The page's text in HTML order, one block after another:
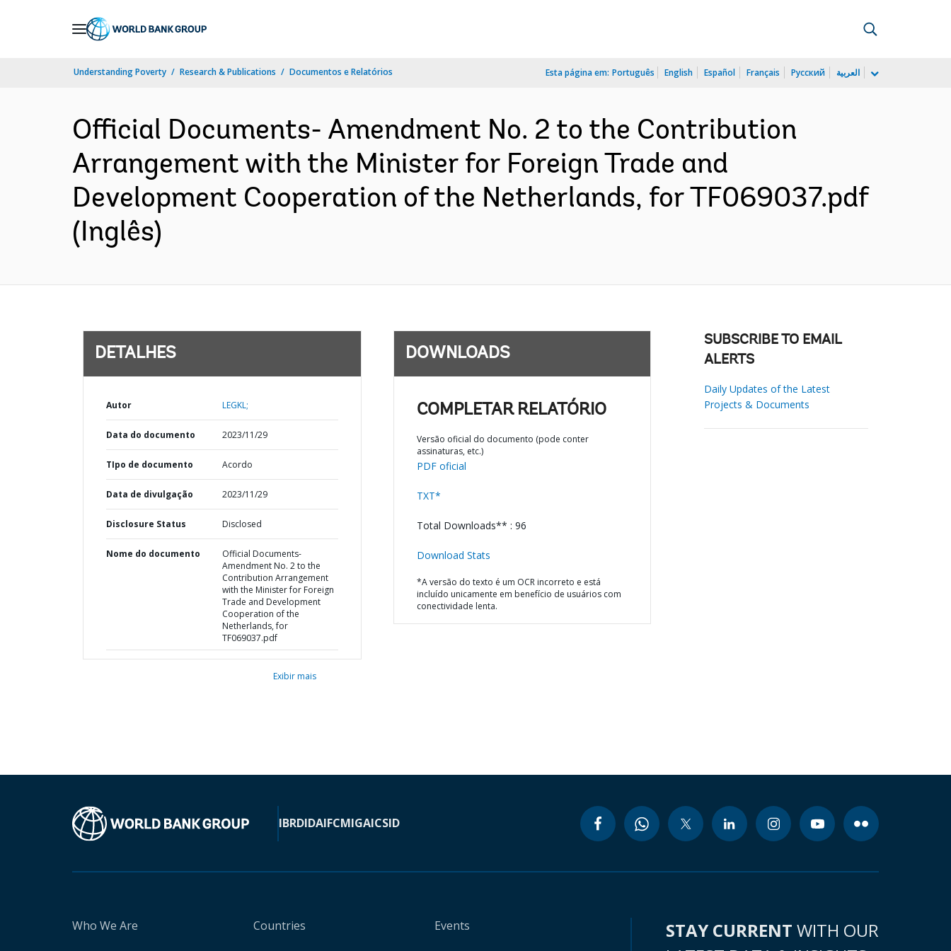
Understanding Poverty Research & Publications Documentos e Relatórios Esta página em: Português English Español Français Русский العربية
Official Documents- Amendment No. 2 to the Contribution
Arrangement with the Minister for Foreign Trade and
Development Cooperation of the Netherlands, for TF069037.pdf
(Inglês)
DETALHES
Autor LEGKL;
Data do documento 2023/11/29
TIpo de documento Acordo
Data de divulgação 2023/11/29
Disclosure Status Disclosed
Nome do documento
Official Documents-
Amendment No. 2 to the
Contribution Arrangement
with the Minister for Foreign
Trade and Development
Cooperation of the
Netherlands, for
TF069037.pdf
Exibir mais
DOWNLOADS
COMPLETAR RELATÓRIO
Versão oficial do documento (pode conter
assinaturas, etc.)
PDF oficial
TXT*
Total Downloads** : 96
Download Stats
*A versão do texto é um OCR incorreto e está
incluído unicamente em benefício de usuários com
conectividade lenta.
SUBSCRIBE TO EMAIL
ALERTS
Daily Updates of the Latest
Projects & Documents
IBRDIDAIFCMIGAICSID
Who We Are
Countries
Events
STAY CURRENT WITH OUR